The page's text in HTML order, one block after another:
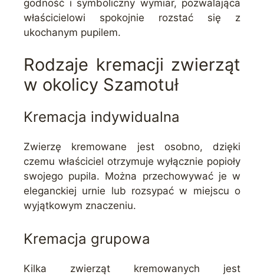
godność i symboliczny wymiar, pozwalająca
właścicielowi spokojnie rozstać się z
ukochanym pupilem.
Rodzaje kremacji zwierząt
w okolicy Szamotuł
Kremacja indywidualna
Zwierzę kremowane jest osobno, dzięki
czemu właściciel otrzymuje wyłącznie popioły
swojego pupila. Można przechowywać je w
eleganckiej urnie lub rozsypać w miejscu o
wyjątkowym znaczeniu.
Kremacja grupowa
Kilka zwierząt kremowanych jest